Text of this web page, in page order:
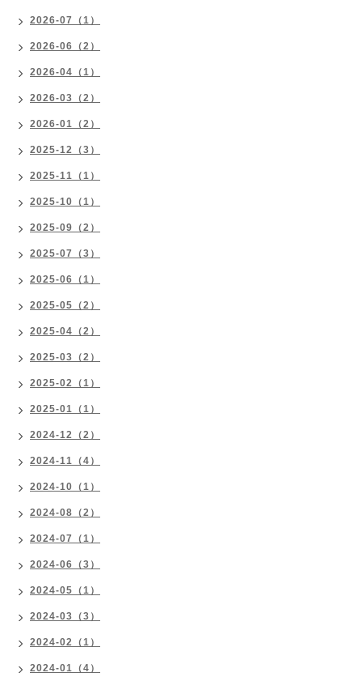
2026-07（1）
2026-06（2）
2026-04（1）
2026-03（2）
2026-01（2）
2025-12（3）
2025-11（1）
2025-10（1）
2025-09（2）
2025-07（3）
2025-06（1）
2025-05（2）
2025-04（2）
2025-03（2）
2025-02（1）
2025-01（1）
2024-12（2）
2024-11（4）
2024-10（1）
2024-08（2）
2024-07（1）
2024-06（3）
2024-05（1）
2024-03（3）
2024-02（1）
2024-01（4）